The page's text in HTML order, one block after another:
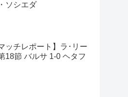
ソシエダ
ッチレポート】ラ･リー
18節 バルサ 1-0 ヘタフ